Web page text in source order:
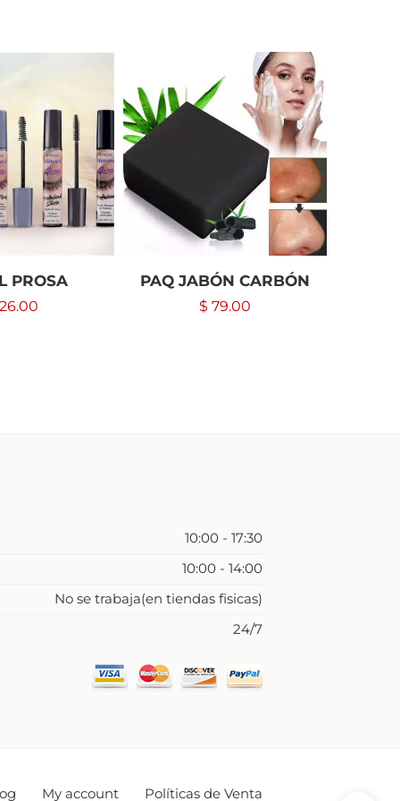
PROSA PAQ JABÓN CARBÓN
$ 79.00
10:00 - 17:30
10:00 - 14:00
No se trabaja(en tiendas fisicas)
24/7
My account Políticas de Venta